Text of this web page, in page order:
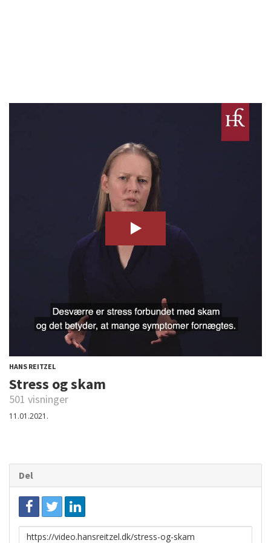
HANS REITZEL
Stress og skam
501 visninger
11.01.2021.
Del
Link